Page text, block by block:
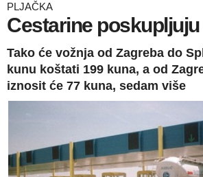
PLJAČKA
Cestarine
Tako će vožnja od Zagreba do
kunu koštati 199 kuna, a od
iznosit će 77 kuna, sedam više